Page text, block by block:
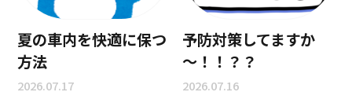
夏の車内を快適に保つ
方法
2026.07.17
予防対策してますか
～！！？？
2026.07.16